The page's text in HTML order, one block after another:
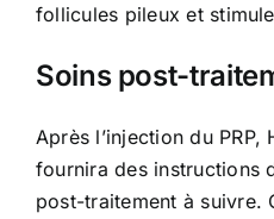
follicules pileux et
Soins post-
Après l’injection du
fournira des instructions
post-traitement à suivre.